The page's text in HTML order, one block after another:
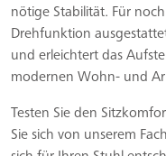
nötige Stabilität. Für
Drehfunktion
und erleichtert das
modernen Wohn- und
Testen Sie den
Sie sich von unserem